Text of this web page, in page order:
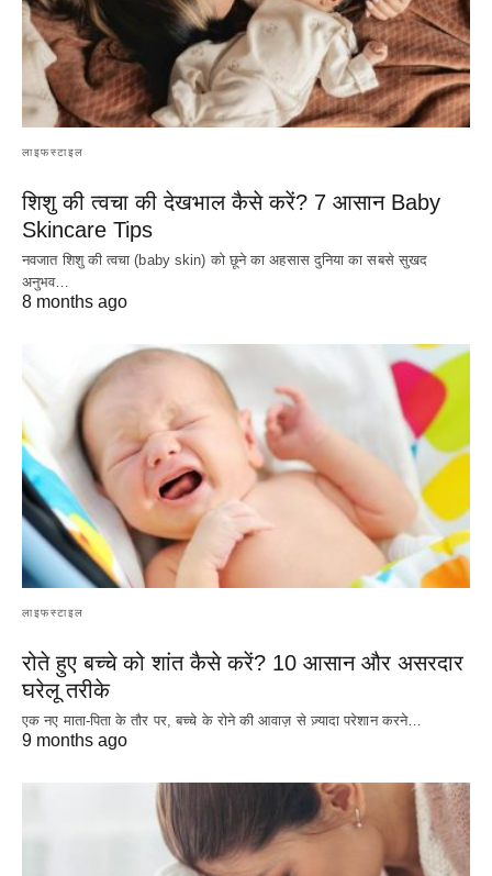
लाइफस्टाइल
शिशु की त्वचा की देखभाल कैसे करें? 7 आसान Baby
Skincare Tips
नवजात शिशु की त्वचा (baby skin) को छूने का अहसास दुनिया का सबसे सुखद
अनुभव…
8 months ago
लाइफस्टाइल
रोते हुए बच्चे को शांत कैसे करें? 10 आसान और असरदार
घरेलू तरीके
एक नए माता-पिता के तौर पर, बच्चे के रोने की आवाज़ से ज़्यादा परेशान करने…
9 months ago